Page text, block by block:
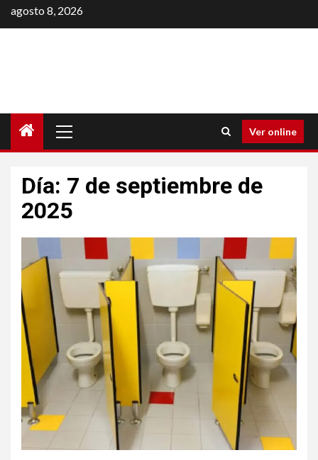
Saltar
al
agosto 8, 2026
principal
Ver online
Día: 7 de septiembre de
2025